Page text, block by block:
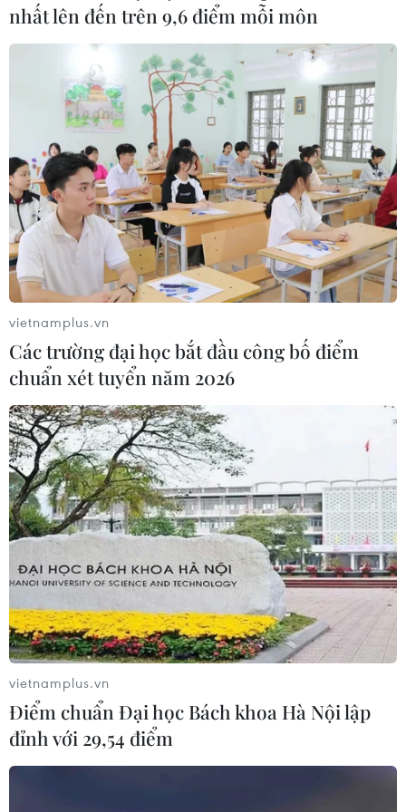
TIN LIÊN QUAN
Nghệ sỹ Piano gốc Việt giành giải Vàng
Giải thưởng Âm nhạc Toàn cầu
02/08/2023 23:04
Nghệ sỹ piano người Mỹ gốc Việt Quỳnh Nguyễn,
người được chọn là một trong 19 "ngôi sao của ngày
mai,” đã giành Huy chương Vàng Giải thưởng Âm nhạc
Toàn cầu tại Mỹ.
nhất lên đến trên 9,6 điểm mỗi môn
vietnamplus.vn
Các trường đại học bắt đầu công bố điểm
chuẩn xét tuyển năm 2026
vietnamplus.vn
Điểm chuẩn Đại học Bách khoa Hà Nội lập
đỉnh với 29,54 điểm